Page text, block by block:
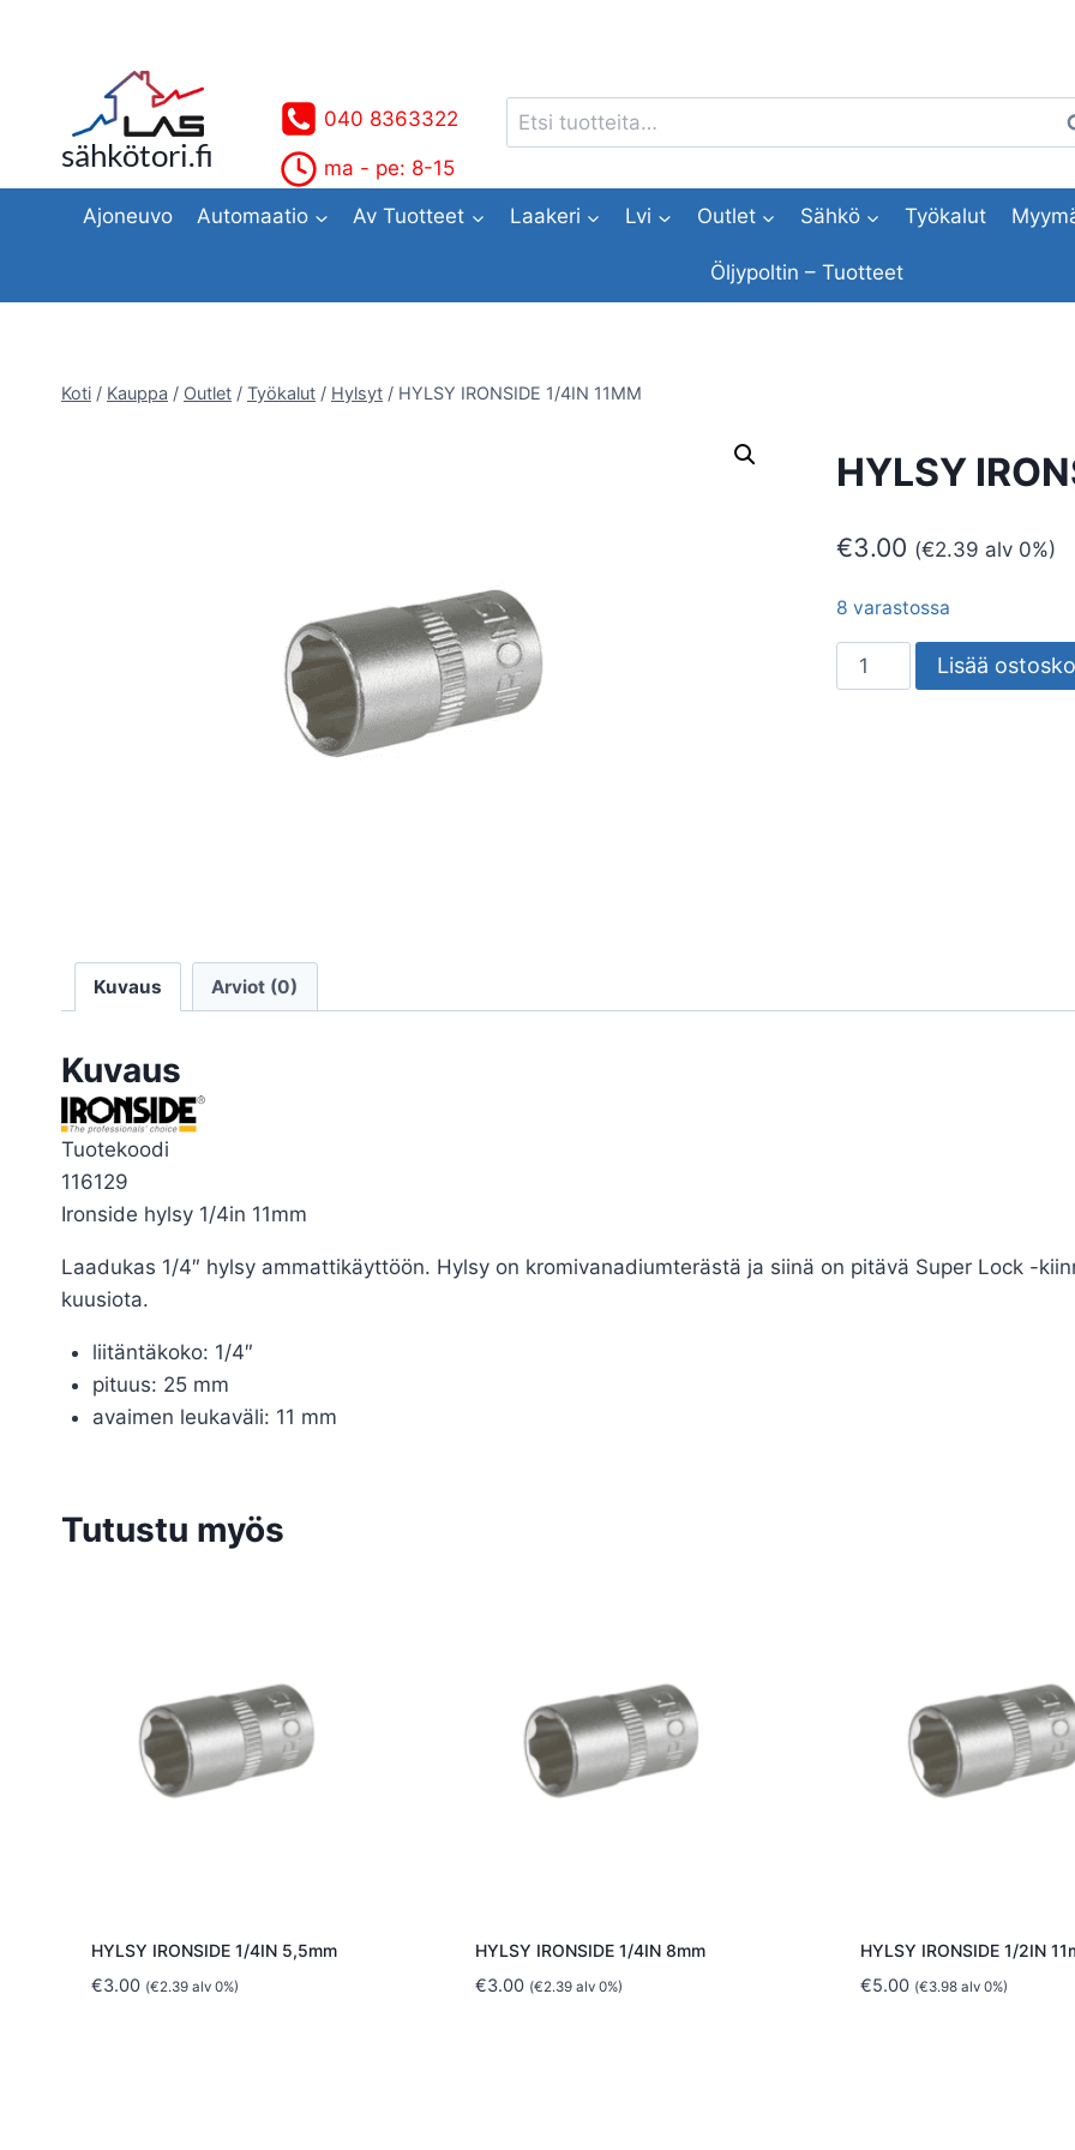
sähkötori.fi
040 8363322
ma - pe: 8-15
Etsi:
Ajoneuvo Automaatio Av Tuotteet Laakeri Lvi Outlet Sähkö Työkalut
Öljypoltin – Tuotteet
Koti / Kauppa / Outlet / Työkalut / Hylsyt / HYLSY IRONSIDE 1/4IN 11MM
HYLSY
€3.00 (€2.39 alv 0%)
8 varastossa
HYLSY
IRONSIDE
Lisää
Kuvaus Arviot (0)
Kuvaus
Tuotekoodi
116129
Ironside hylsy 1/4in 11mm
Laadukas 1/4″ hylsy ammattikäyttöön. Hylsy on kromivanadiumterästä ja siinä on pitävä Super Lock -
kuusiota.
liitäntäkoko: 1/4″
pituus: 25 mm
avaimen leukaväli: 11 mm
Tutustu myös
HYLSY IRONSIDE 1/4IN 5,5mm
€3.00 (€2.39alv 0%)
HYLSY IRONSIDE 1/4IN 8mm
€3.00 (€2.39 alv 0%)
HYLSY IRONSIDE 1/2IN
€5.00 (€3.98alv 0%)